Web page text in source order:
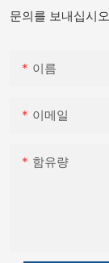
문의를 보내십시오
이름
이메일
함유량